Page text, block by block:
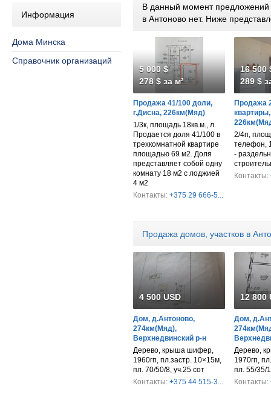
Информация
Дома Минска
Справочник организаций
В данный момент предложений
в Антоново нет. Ниже
5 000 $
278 $ за м²
Продажа 41/100 доли,
г.Дисна, 226км(Мяд)
1/3к, площадь 18кв.м., л.
Продается доля 41/100 в
трехкомнатной квартире
площадью 69 м2. Доля
представляет собой одну
комнату 18 м2 с лоджией
4 м2
Контакты: +375 29 666-5...
16 500
289 $
Продажа
2/4п,
телефон,
-
Контакты:
Продажа домов, участков в
4 500 USD
Дом, д.Антоново,
274км(Мяд),
Верхнедвинский р-н
Дерево, крыша шифер,
1960гп, пл.застр. 10×15м,
пл. 70/50/8, уч.25 сот
Контакты: +375 44 515-3...
12 800
Дом,
Дерево,
1970гп,
пл. 55/35/
Контакты: